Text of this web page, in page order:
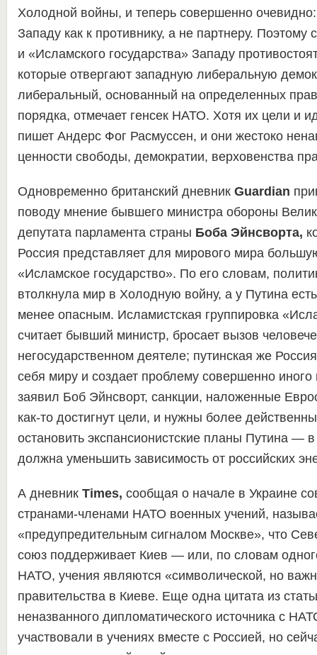
Холодной войны, и теперь совершенно очевидно:
Западу как к противнику, а не партнеру. Поэтому
и «Исламского государства» Западу
которые отвергают западную либеральную
либеральный, основанный на определенных
порядка, отмечает генсек НАТО. Хотя их цели и
пишет Андерс Фог Расмуссен, и они жестоко
ценности свободы, демократии, верховенства
Одновременно британский дневник Guardian
поводу мнение бывшего министра обороны
депутата парламента страны Боба Эйнсворта,
Россия представляет для мирового мира
«Исламское государство». По его словам,
втолкнула мир в Холодную войну, а у Путина
менее опасным. Исламистская группировка
считает бывший министр, бросает вызов
негосударственном деятеле; путинская же
себя миру и создает проблему совершенно иного
заявил Боб Эйнсворт, санкции, наложенные
как-то достигнут цели, и нужны более
остановить экспансионистские планы Путина —
должна уменьшить зависимость от российских
А дневник Times, сообщая о начале в Украине
странами-членами НАТО военных учений,
«предупредительным сигналом Москве», что
союз поддерживает Киев — или, по словам
НАТО, учения являются «символической, но
правительства в Киеве. Еще одна цитата из
неназванного дипломатического источника с
участвовали в учениях вместе с Россией, но